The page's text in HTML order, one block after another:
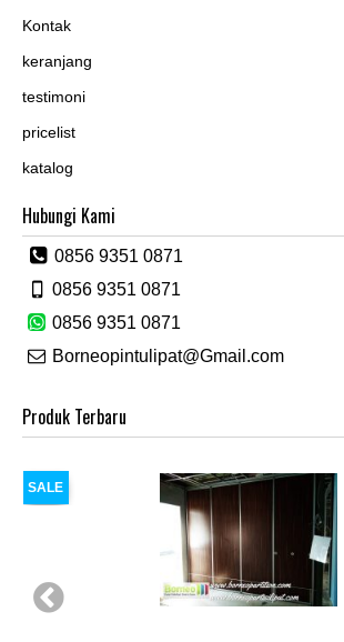
Kontak
keranjang
testimoni
pricelist
katalog
Hubungi Kami
0856 9351 0871
0856 9351 0871
0856 9351 0871
Borneopintulipat@Gmail.com
Produk Terbaru
SALE